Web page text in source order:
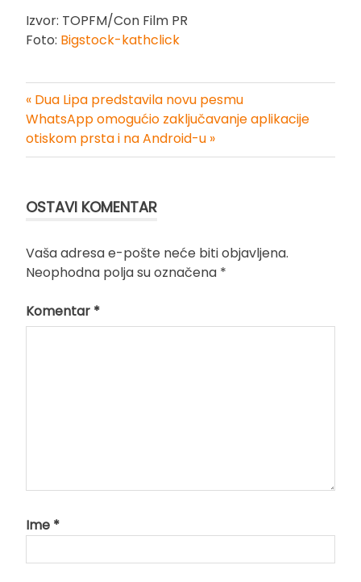
Izvor: TOPFM/Con Film PR
Foto: Bigstock-kathclick
Kretanje
članka
« Dua Lipa predstavila novu pesmu
WhatsApp omogućio zaključavanje aplikacije
otiskom prsta i na Android-u »
OSTAVI KOMENTAR
Vaša adresa e-pošte neće biti objavljena.
Neophodna polja su označena *
Komentar *
Ime *